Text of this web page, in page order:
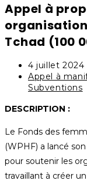
Appel à
Tchad (100
4 juillet 2024
Appel à
Subventions
DESCRIPTION :
Le Fonds des
(WPHF) a lancé
pour soutenir les
travaillant à créer